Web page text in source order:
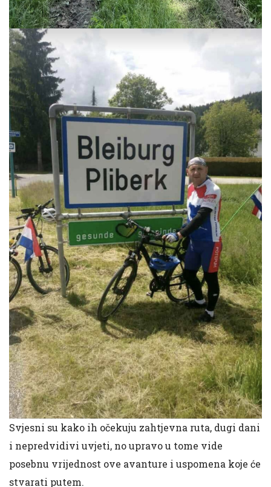
Svjesni su kako ih očekuju zahtjevna ruta, dugi dani
i nepredvidivi uvjeti, no upravo u tome vide
posebnu vrijednost ove avanture i uspomena koje će
stvarati putem.